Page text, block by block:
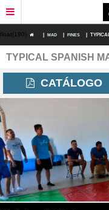
float(180) MAD FINES
TYPICAL SPANISH
CATÁLOGO
RESTAURANTES
DEPORTES DE
ESPECTÁCULOS
DESPEDIDAS
TRANSPORTE